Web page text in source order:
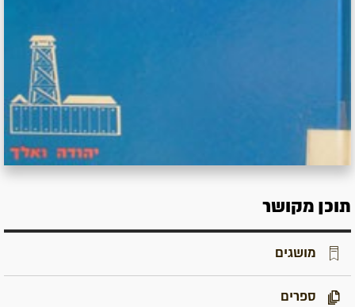
תוכן מקושר
מושגים
ספרים